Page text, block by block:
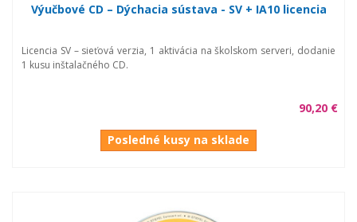
Výučbové CD – Dýchacia sústava - SV + IA10 licencia
Licencia SV – sieťová verzia, 1 aktivácia na školskom serveri, dodanie
1 kusu inštalačného CD.
90,20 €
Posledné kusy na sklade